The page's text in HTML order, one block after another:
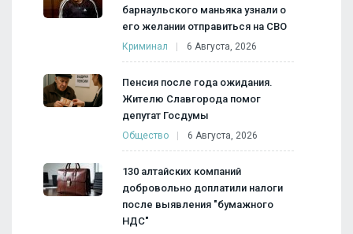
барнаульского маньяка узнали о
его желании отправиться на СВО
Криминал 6 Августа, 2026
Пенсия после года ожидания.
Жителю Славгорода помог
депутат Госдумы
Общество 6 Августа, 2026
130 алтайских компаний
добровольно доплатили налоги
после выявления "бумажного
НДС"